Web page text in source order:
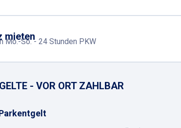
mieten
Mo.-So. - 24 Stunden PKW
- VOR ORT ZAHLBAR